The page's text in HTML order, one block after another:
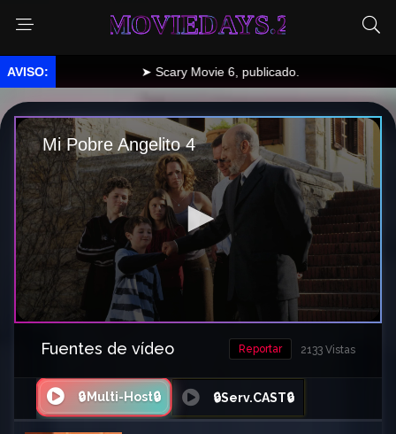
MOVIEDAYS.2
➤ Scary Movie 6, publicado.
Fuentes de vídeo 2133 Vistas
Reportar
🔒Multi-Host🔒 🔒Serv.CAST🔒